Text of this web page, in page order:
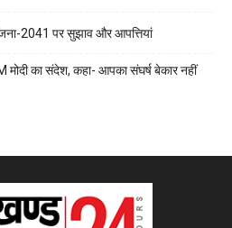
2041 पर सुझाव और आपत्तियां
मोदी का संदेश, कहा- आपका संघर्ष बेकार नहीं